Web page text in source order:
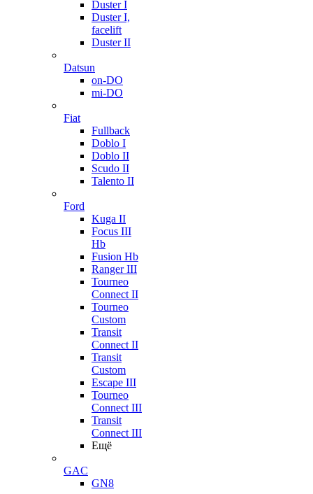
Duster I
Duster I,
facelift
Duster II
Datsun
on-DO
mi-DO
Fiat
Fullback
Doblo I
Doblo II
Scudo II
Talento II
Ford
Kuga II
Focus III
Hb
Fusion Hb
Ranger III
Tourneo
Connect II
Tourneo
Custom
Transit
Connect II
Transit
Custom
Escape III
Tourneo
Connect III
Transit
Connect III
Ещё
GAC
GN8